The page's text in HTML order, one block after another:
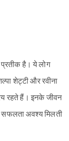
प्रतीक है। ये लोग
शेट्टी और रवीना
रहते हैं। इनके जीवन
अवश्य मिलती